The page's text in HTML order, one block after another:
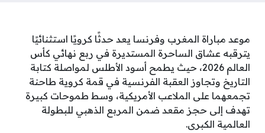
موعد مباراة المغرب وفرنسا يعد حدثًا كرويًا استثنائيًا
يترقبه عشاق الساحرة المستديرة في ربع نهائي كأس
العالم 2026، حيث يطمح أسود الأطلس لمواصلة كتابة
التاريخ وتجاوز العقبة الفرنسية في قمة كروية طاحنة
تجمعهما على الملاعب الأمريكية، وسط طموحات كبيرة
تهدف إلى حجز مقعد ضمن المربع الذهبي للبطولة
العالمية الكبرى.